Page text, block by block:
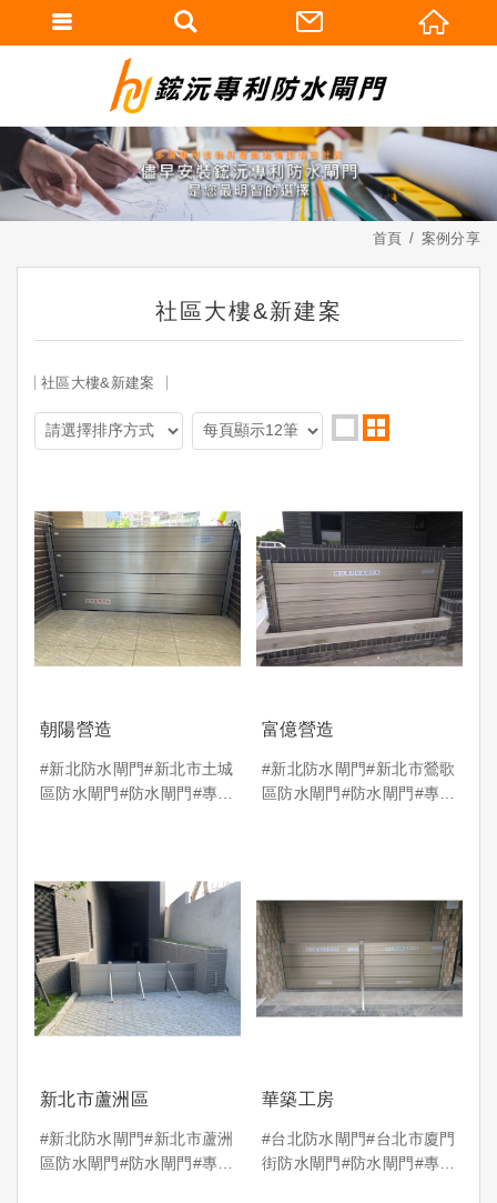
首頁 案例分享
社區大樓&新建案
社區大樓&新建案
朝陽營造
#新北防水閘門#新北市土城
區防水閘門#防水閘門#專利
富億營造
#新北防水閘門#新北市鶯歌
區防水閘門#防水閘門#專利
新北市蘆洲區
#新北防水閘門#新北市蘆洲
區防水閘門#防水閘門#專利
華築工房
#台北防水閘門#台北市廈門
街防水閘門#防水閘門#專利